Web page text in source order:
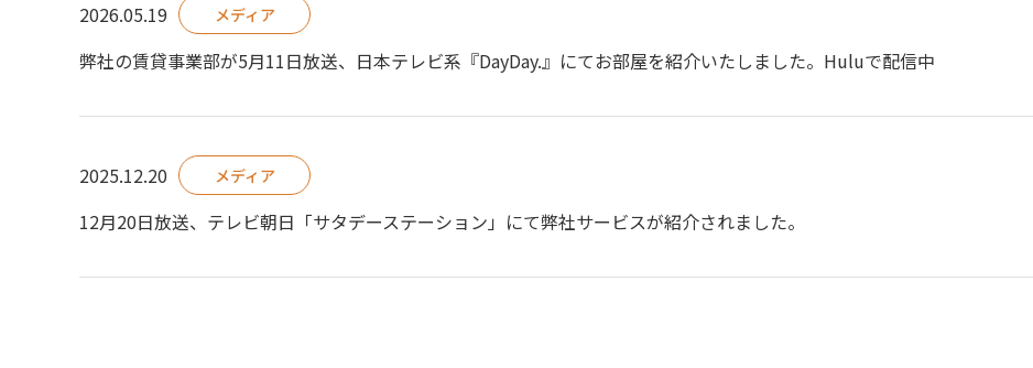
2026.05.19 メディア
弊社の賃貸事業部が5月11日放送、日本テレビ系『DayDay.』にてお部屋を紹介いたしました。Huluで配信中
2025.12.20 メディア
12月20日放送、テレビ朝日「サタデーステーション」にて弊社サービスが紹介されました。